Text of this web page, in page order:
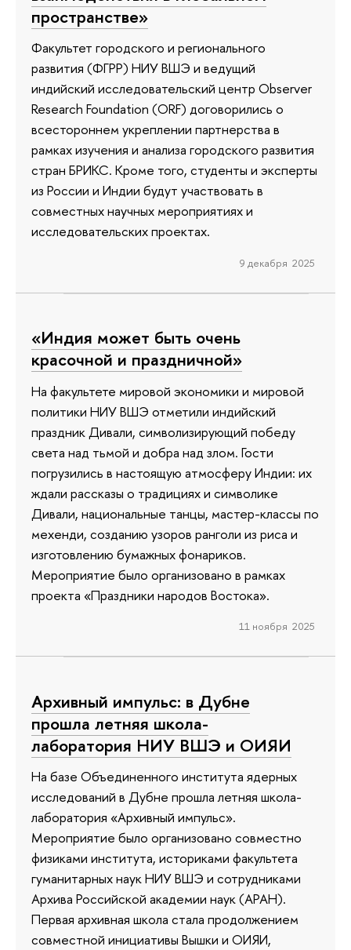
пространстве»
Факультет городского и регионального
развития (ФГРР) НИУ ВШЭ и ведущий
индийский исследовательский центр Observer
Research Foundation (ORF) договорились о
всестороннем укреплении партнерства в
рамках изучения и анализа городского развития
стран БРИКС. Кроме того, студенты и эксперты
из России и Индии будут участвовать в
совместных научных мероприятиях и
исследовательских проектах.
9 декабря 2025
«Индия может быть очень
красочной и праздничной»
На факультете мировой экономики и мировой
политики НИУ ВШЭ отметили индийский
праздник Дивали, символизирующий победу
света над тьмой и добра над злом. Гости
погрузились в настоящую атмосферу Индии: их
ждали рассказы о традициях и символике
Дивали, национальные танцы, мастер-классы по
мехенди, созданию узоров ранголи из риса и
изготовлению бумажных фонариков.
Мероприятие было организовано в рамках
проекта «Праздники народов Востока».
11 ноября 2025
Архивный импульс: в Дубне
прошла летняя школа-
лаборатория НИУ ВШЭ и ОИЯИ
На базе Объединенного института ядерных
исследований в Дубне прошла летняя школа-
лаборатория «Архивный импульс».
Мероприятие было организовано совместно
физиками института, историками факультета
гуманитарных наук НИУ ВШЭ и сотрудниками
Архива Российской академии наук (АРАН).
Первая архивная школа стала продолжением
совместной инициативы Вышки и ОИЯИ,